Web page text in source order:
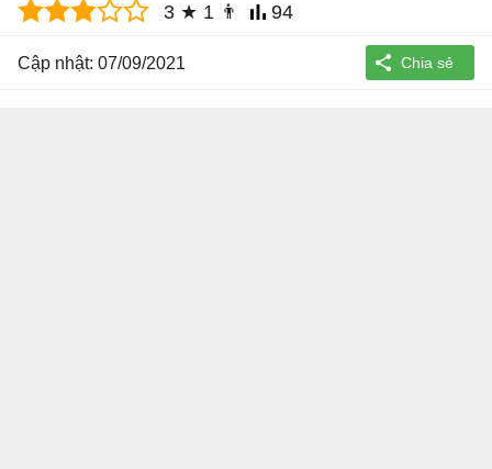
3 ★ 1 👨 94
Cập nhật: 07/09/2021